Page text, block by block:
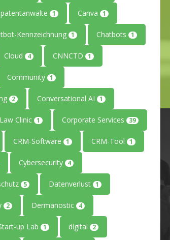
1 Canva 1
Kennzeichnung 1 Chatbots 1
Cloud 4 CNNCTD 1
Community 1
2 Conversational AI 1
Clinic 1 Corporate Services 39
CRM-Software 1 CRM-Tool 1
Cybersecurity 4
5 Datenverlust 1
2 Dermanostic 4
up Lab 1 digital 2